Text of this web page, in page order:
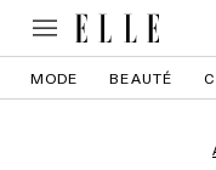
MODE BEAUTÉ